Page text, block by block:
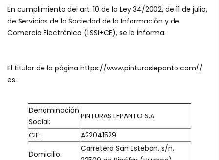
En cumplimiento del art. 10 de la Ley 34/2002, de 11 de julio,
de Servicios de la Sociedad de la Información y de
Comercio Electrónico (LSSI+CE), se le informa:
El titular de la página https://www.pinturaslepanto.com//
es:
Denominación
Social:
PINTURAS LEPANTO S.A.
CIF:
A22041529
Domicilio:
Carretera San Esteban, s/n,